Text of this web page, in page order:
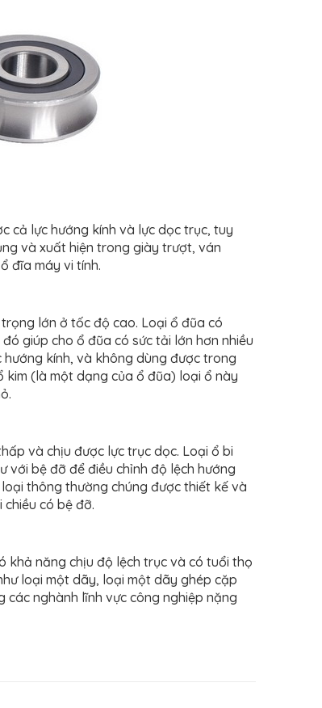
cả lực hướng kính và lực dọc trục, tuy
và xuất hiện trong giày trượt, ván
đĩa máy vi tính.
lớn ở tốc độ cao. Loại ổ đũa có
giúp cho ổ đũa có sức tải lớn hơn nhiều
hướng kính, và không dùng được trong
kim (là một dạng của ổ đũa) loại ổ này
và chịu được lực trục dọc. Loại ổ bi
với bệ đỡ để điều chỉnh độ lệch hướng
thông thường chúng được thiết kế và
có bệ đỡ.
khả năng chịu độ lệch trục và có tuổi thọ
loại một dãy, loại một dãy ghép cặp
nghành lĩnh vực công nghiệp nặng